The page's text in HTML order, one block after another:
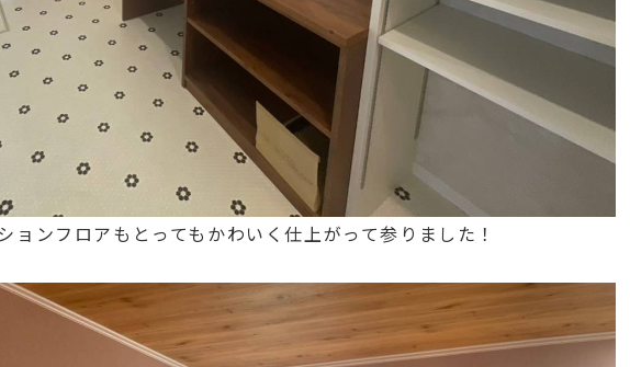
ョンフロアもとってもかわいく仕上がって参りました！